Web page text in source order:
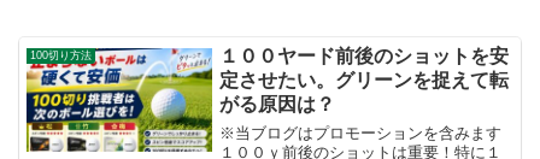
100切り方法
１００ヤード前後のショットを安
定させたい。グリーンを捉えて転
がる原因は？
※当ブログはプロモーションを含みます
１００ｙ前後のショットは重要！特に１